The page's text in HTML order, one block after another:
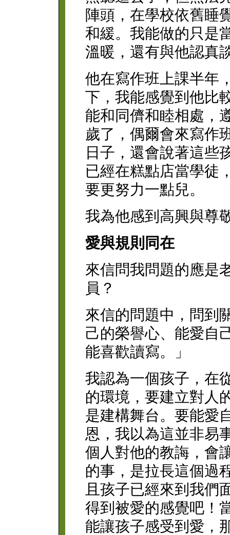
陣頭，在學校依舊睡
和緩。我能做的只是
溫暖，還有與他認真
他在寫作班上課半年
下，我能感覺到他比
能和同儕和睦相處，
歲了，偶爾會來寫作
日子，還會說著這些
已經在糕點店當學徒
要更努力一點兒。
我為他感到高興與尊
愛與規則同在
來信問我問題的應是
員？
來信的問題中，問到
己的榮譽心、能愛自
能喜歡讀寫。」
我認為一個孩子，在
的環境，要建立對人
是建構舞台。要能愛
恩，我以為這並非易
個人對他的教誨，會
的事，是拉長這個過
且孩子已經來到我們
得到被愛的感覺吧！
能讓孩子感受到愛，